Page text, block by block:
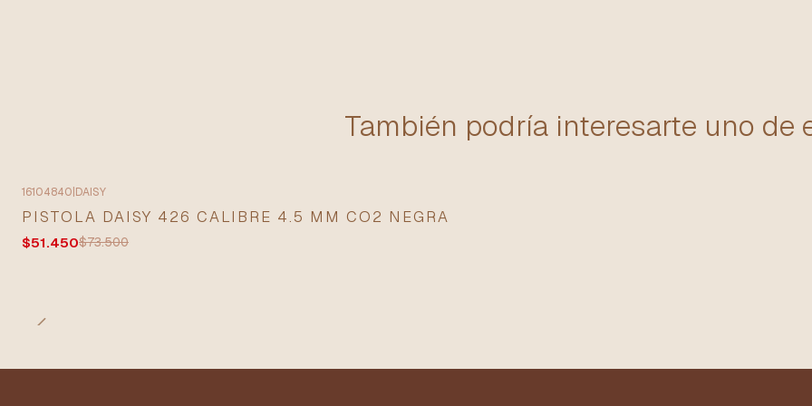
También podría interesarte uno de
16104840 DAISY
PISTOLA DAISY 426 CALIBRE 4.5 MM CO2 NEGRA
$51.450$73.500